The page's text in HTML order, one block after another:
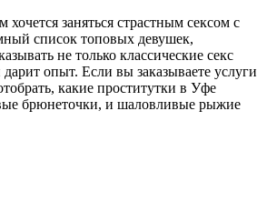
заняться страстным сексом с
список топовых девушек,
не только классические секс
опыт. Если вы заказываете услуги
какие проститутки в Уфе
брюнеточки, и шаловливые рыжие